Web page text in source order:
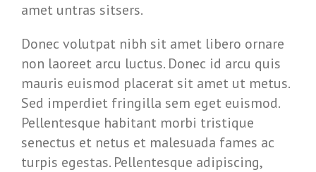
amet untras sitsers.
Donec volutpat nibh sit amet libero ornare
non laoreet arcu luctus. Donec id arcu quis
mauris euismod placerat sit amet ut metus.
Sed imperdiet fringilla sem eget euismod.
Pellentesque habitant morbi tristique
senectus et netus et malesuada fames ac
turpis egestas. Pellentesque adipiscing,